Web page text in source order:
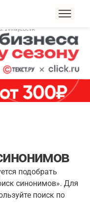
подобрать
синонимов». Для
поиск по